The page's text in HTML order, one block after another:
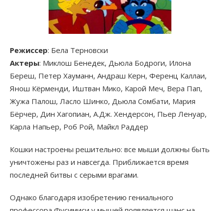
Режиссер: Бела Терновски
Актеры: Миклош Бенедек, Дьюла Бодроги, Илона
Береш, Петер Хауманн, Андраш Керн, Ференц Каллаи,
Янош Кёрменди, Иштван Мико, Карой Меч, Вера Пап,
Жужа Палош, Ласло Шинко, Дьюла Сомбати, Мария
Бёрчер, Дин Хагопиан, А.Дж. Хендерсон, Пьер Ленуар,
Карла Напьер, Роб Рой, Майкл Раддер
Кошки настроены решительно: все мыши должны быть
уничтожены раз и навсегда. Приближается время
последней битвы с серыми врагами.
Однако благодаря изобретению гениального